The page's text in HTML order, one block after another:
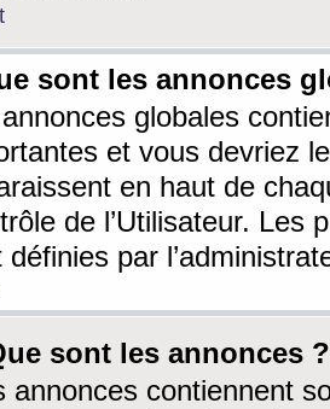
sont les annonces
globales
et vous devriez
en haut de
de l’Utilisateur. Les
définies par
sont les annonces ?
annonces contiennent